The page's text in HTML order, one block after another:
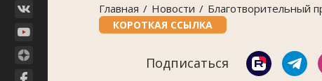
Главная Новости Благотворительный
КОРОТКАЯ ССЫЛКА
Подписаться